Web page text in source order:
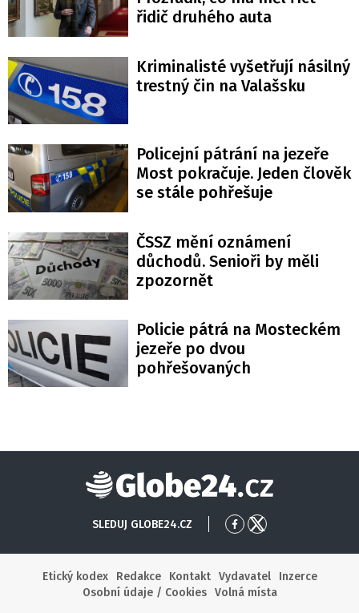
řidič druhého auta
Kriminalisté vyšetřují násilný
trestný čin na Valašsku
Policejní pátrání na jezeře
Most pokračuje. Jeden člověk
se stále pohřešuje
ČSSZ mění oznámení
důchodů. Senioři by měli
zpozornět
Policie pátrá na Mosteckém
jezeře po dvou
pohřešovaných
Globe24
SLEDUJ GLOBE24.CZ
PřejítPřejít
Etický kodex
Redakce Kontakt Vydavatel
Inzerce
Osobní údaje / Cookies
Volná místa